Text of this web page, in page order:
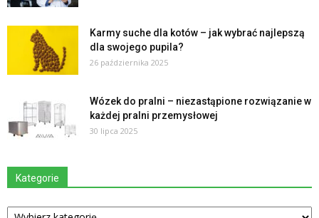
Karmy suche dla kotów – jak wybrać najlepszą
dla swojego pupila?
26 października 2025
Wózek do pralni – niezastąpione rozwiązanie w
każdej pralni przemysłowej
30 lipca 2025
Kategorie
Kategorie